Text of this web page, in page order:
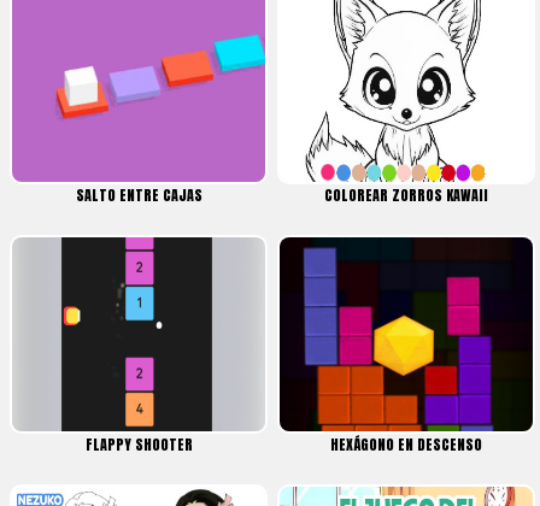
SALTO ENTRE CAJAS COLOREAR ZORROS KAWAII
FLAPPY SHOOTER HEXÁGONO EN DESCENSO